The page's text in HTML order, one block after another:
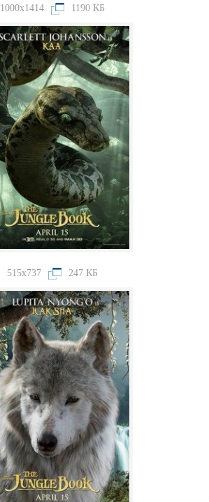
1000x1414 1190 КБ
515x737 247 КБ